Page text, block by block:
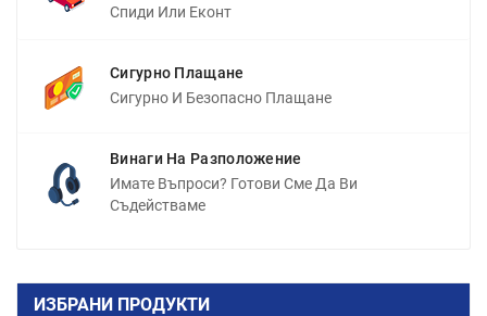
Спиди Или Еконт
Сигурно Плащане
Сигурно И Безопасно Плащане
Винаги На Разположение
Имате Въпроси? Готови Сме Да Ви
Съдействаме
ИЗБРАНИ ПРОДУКТИ